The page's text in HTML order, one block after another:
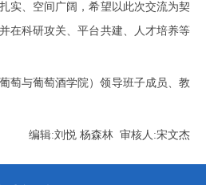
实、空间广阔，希望以此次交流为契
在科研攻关、平台共建、人才培养等
萄与葡萄酒学院）领导班子成员、教
编辑:刘悦 杨森林 审核人:宋文杰